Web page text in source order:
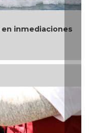
inmediaciones